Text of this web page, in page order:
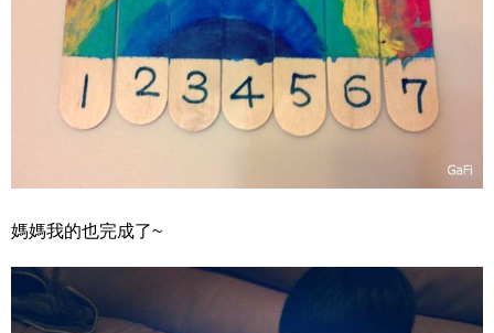
媽媽我的也完成了~